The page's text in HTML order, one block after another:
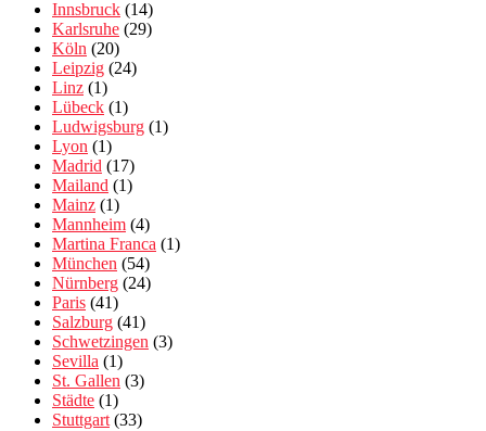
Innsbruck (14)
Karlsruhe (29)
Köln (20)
Leipzig (24)
Linz (1)
Lübeck (1)
Ludwigsburg (1)
Lyon (1)
Madrid (17)
Mailand (1)
Mainz (1)
Mannheim (4)
Martina Franca (1)
München (54)
Nürnberg (24)
Paris (41)
Salzburg (41)
Schwetzingen (3)
Sevilla (1)
St. Gallen (3)
Städte (1)
Stuttgart (33)